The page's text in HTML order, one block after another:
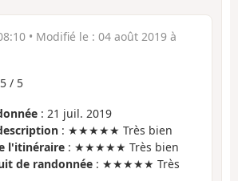
• Modifié le : 04 août 2019 à
5 / 5
: 21 juil. 2019
: ★★★★★ Très bien
l'itinéraire : ★★★★★ Très bien
de randonnée : ★★★★★ Très